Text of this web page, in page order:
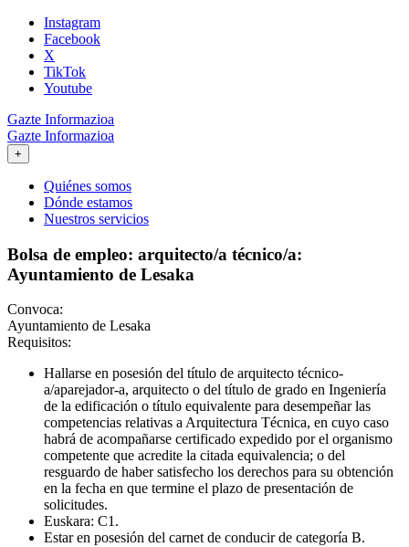
Instagram
Facebook
X
TikTok
Youtube
Gazte Informazioa
Gazte Informazioa
+
Quiénes somos
Dónde estamos
Nuestros servicios
Bolsa de empleo: arquitecto/a técnico/a:
Ayuntamiento de Lesaka
Convoca:
Ayuntamiento de Lesaka
Requisitos:
Hallarse en posesión del título de arquitecto técnico-
a/aparejador-a, arquitecto o del título de grado en Ingeniería
de la edificación o título equivalente para desempeñar las
competencias relativas a Arquitectura Técnica, en cuyo caso
habrá de acompañarse certificado expedido por el organismo
competente que acredite la citada equivalencia; o del
resguardo de haber satisfecho los derechos para su obtención
en la fecha en que termine el plazo de presentación de
solicitudes.
Euskara: C1.
Estar en posesión del carnet de conducir de categoría B.